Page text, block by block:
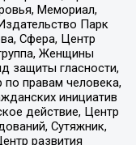
Мемориал,
Парк
Сфера, Центр
Женщины
защиты гласности,
по правам человека,
инициатив
действие, Центр
Сутяжник,
развития